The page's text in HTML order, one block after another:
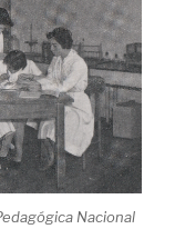
Nacional